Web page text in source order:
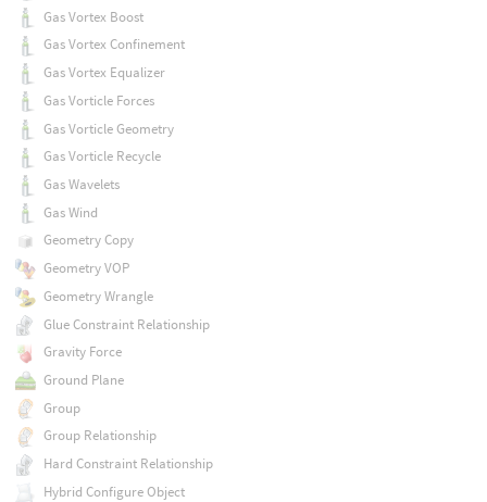
Gas Vortex Boost
Gas Vortex Confinement
Gas Vortex Equalizer
Gas Vorticle Forces
Gas Vorticle Geometry
Gas Vorticle Recycle
Gas Wavelets
Gas Wind
Geometry Copy
Geometry VOP
Geometry Wrangle
Glue Constraint Relationship
Gravity Force
Ground Plane
Group
Group Relationship
Hard Constraint Relationship
Hybrid Configure Object